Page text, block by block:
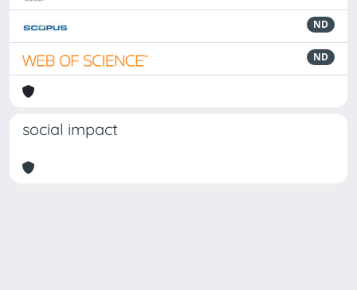
ND
ND
social impact